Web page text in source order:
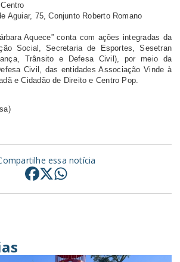
Aguiar, 75, Conjunto Roberto Romano
Aquece” conta com ações integradas da
Social, Secretaria de Esportes, Sesetran
Trânsito e Defesa Civil), por meio da
Civil, das entidades Associação Vinde à
e Cidadão de Direito e Centro Pop.
essa notícia